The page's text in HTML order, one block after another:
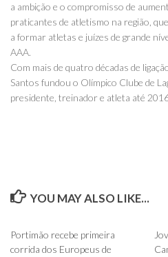
a ambição e o compromisso de
praticantes de atletismo na região,
a formar atletas e juízes de grande
AAA.
Com mais de quatro décadas de
Santos fundou o Olímpico Clube de
presidente, treinador e atleta até
YOU MAY ALSO LIKE...
Portimão recebe primeira
corrida dos Europeus de